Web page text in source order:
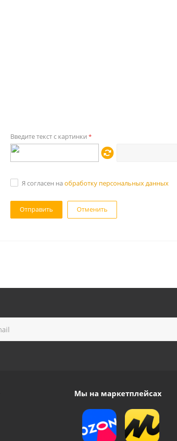
Введите текст с картинки *
Я согласен на обработку персональных данных
Отменить
Мы на маркетплейсах